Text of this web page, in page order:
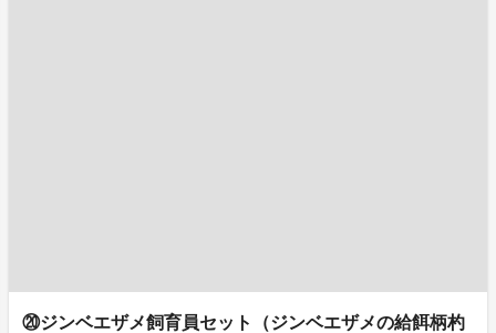
⑳ジンベエザメ飼育員セット（ジンベエザメの給餌柄杓